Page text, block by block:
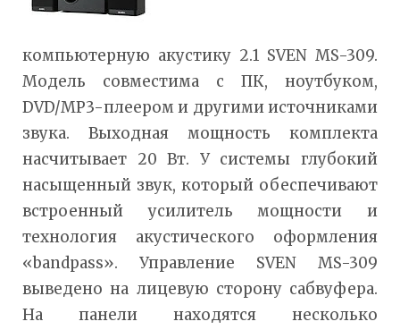
компьютерную акустику 2.1 SVEN MS-309.
Модель совместима с ПК, ноутбуком,
DVD/MP3-плеером и другими источниками
звука. Выходная мощность комплекта
насчитывает 20 Вт. У системы глубокий
насыщенный звук, который обеспечивают
встроенный усилитель мощности и
технология акустического оформления
«bandpass». Управление SVEN MS-309
выведено на лицевую сторону сабвуфера.
На панели находятся несколько